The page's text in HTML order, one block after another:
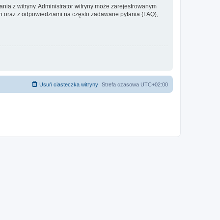
z witryny. Administrator witryny może zarejestrowanym
z odpowiedziami na często zadawane pytania (FAQ),
Strefa czasowa UTC+02:00
Usuń ciasteczka witryny